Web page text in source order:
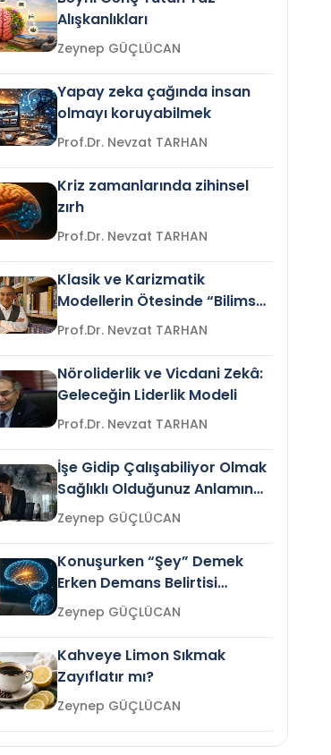
Alışkanlıkları
Zeynep GÜÇLÜCAN
Yapay zeka çağında insan
olmayı koruyabilmek
Prof.Dr. Nevzat TARHAN
Kriz zamanlarında zihinsel
zırh
Prof.Dr. Nevzat TARHAN
Klasik ve Karizmatik
Modellerin Ötesinde “Bilimsel
Liderlik”
Prof.Dr. Nevzat TARHAN
Nöroliderlik ve Vicdani Zekâ:
Geleceğin Liderlik Modeli
Prof.Dr. Nevzat TARHAN
İşe Gidip Çalışabiliyor Olmak
Sağlıklı Olduğunuz Anlamına
Gelir mi?Zeynep GÜÇLÜCAN
Konuşurken “Şey” Demek
Erken Demans Belirtisi
Olabilir mi?Zeynep GÜÇLÜCAN
Kahveye Limon Sıkmak
Zayıflatır mı?
Zeynep GÜÇLÜCAN